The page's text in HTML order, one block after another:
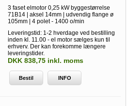
3 faset elmotor 0,25 kW byggestørrelse
71B14 | aksel 14mm | udvendig flange ø
105mm | 4 polet - 1400 o/min
Leveringstid: 1-2 hverdage ved bestilling
inden kl. 11.00 - el motor sælges kun til
erhverv. Der kan forekomme længere
leveringstider.
DKK 838,75 inkl. moms
Bestil INFO